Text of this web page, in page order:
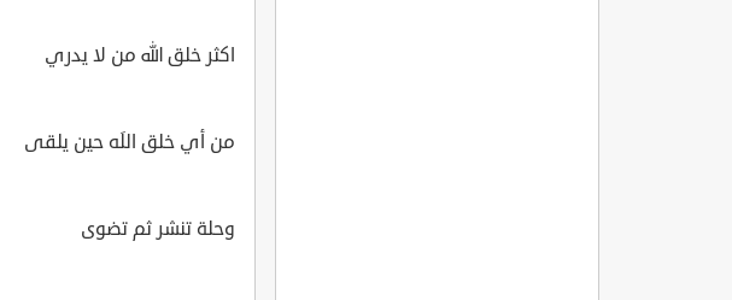
اكثر خلق الله من لا يدري
من أي خلق اللَه حين يلقى
وحلة تنشر ثم تضوى